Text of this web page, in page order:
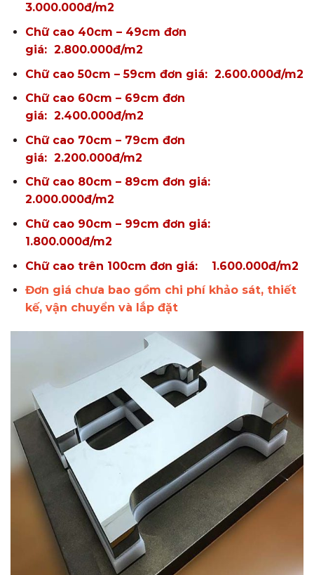
3.000.000đ/m2
Chữ cao 40cm – 49cm đơn
giá: 2.800.000đ/m2
Chữ cao 50cm – 59cm đơn giá: 2.600.000đ/m2
Chữ cao 60cm – 69cm đơn
giá: 2.400.000đ/m2
Chữ cao 70cm – 79cm đơn
giá: 2.200.000đ/m2
Chữ cao 80cm – 89cm đơn giá:
2.000.000đ/m2
Chữ cao 90cm – 99cm đơn giá:
1.800.000đ/m2
Chữ cao trên 100cm đơn giá: 1.600.000đ/m2
Đơn giá chưa bao gồm chi phí khảo sát, thiết
kế, vận chuyển và lắp đặt